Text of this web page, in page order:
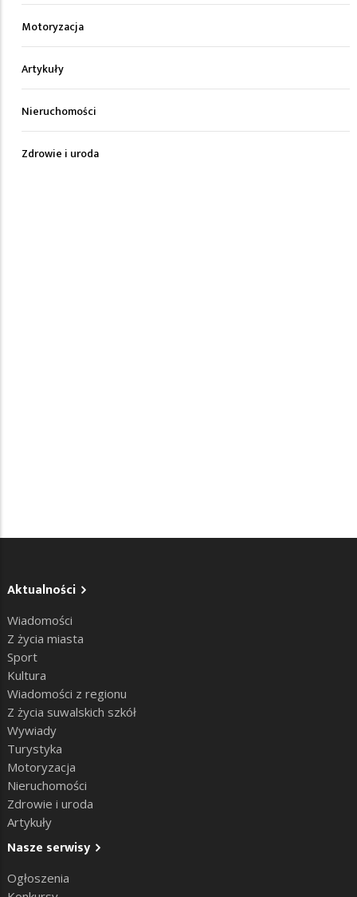
Motoryzacja
Artykuły
Nieruchomości
Zdrowie i uroda
Aktualności
Wiadomości
Z życia miasta
Sport
Kultura
Wiadomości z regionu
Z życia suwalskich szkół
Wywiady
Turystyka
Motoryzacja
Nieruchomości
Zdrowie i uroda
Artykuły
Nasze serwisy
Ogłoszenia